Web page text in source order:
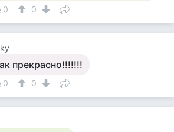
0 0
прекрасно!!!!!!!
0 0